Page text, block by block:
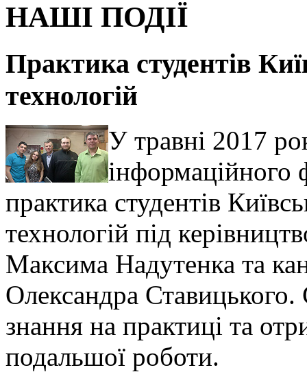
НАШІ ПОДІЇ
Практика студентів
технологій
У травні 2017
практика студентів
технологій під
Максима Надутенка та
Олександра Ставицького.
знання на практиці та
подальшої роботи.